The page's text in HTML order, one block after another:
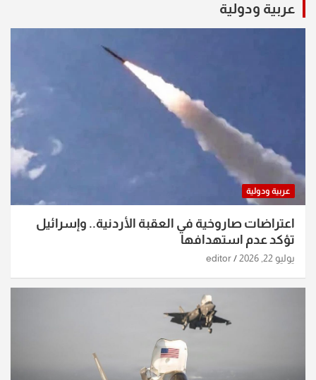
عربية ودولية
عربية ودولية
اعتراضات صاروخية في العقبة الأردنية.. وإسرائيل
تؤكد عدم استهدافها
يوليو 22, 2026 editor